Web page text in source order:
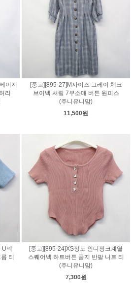
이지
리
[중고][895-27]M사이즈 그레이 체크
브이넥 셔링 7부소매 버튼 원피스
(주니유니맘)
11,500원
U넥
티
[중고][895-24]XS정도 인디핑크계열
스퀘어넥 하트버튼 골지 반팔 니트 티
(주니유니맘)
7,300원